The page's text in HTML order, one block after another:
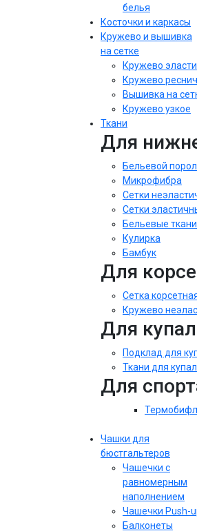
белья
Косточки и каркасы
Кружево и вышивка
на сетке
Кружево
Кружево
Вышивка на
Кружево узкое
Ткани
Для
Бельевой
Микрофибра
Сетки
Сетки
Бельевые ткани
Кулирка
Бамбук
Для
Сетка
Кружево
Для
Подклад для
Ткани для
Для
Чашки для
бюстгальтеров
Чашечки с
равномерным
наполнением
Чашечки Push-
Балконеты